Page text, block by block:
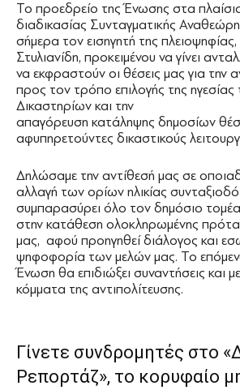
Το προεδρείο της Ένωσης στα
διαδικασίας Συνταγματικής
σήμερα τον εισηγητή της
Στυλιανίδη, προκειμένου να γίνει
να εκφραστούν οι θέσεις μας για την
προς τον τρόπο επιλογής της
Δικαστηρίων και την
απαγόρευση κατάληψης δημοσίων
αφυπηρετούντες δικαστικούς
Δηλώσαμε την αντίθεσή μας σε
αλλαγή των ορίων ηλικίας
συμπαρασύρει όλο τον δημόσιο
στην κατάθεση ολοκληρωμένης
μας, αφού προηγηθεί διάλογος και
ψηφοφορία των μελών μας. Το
Ένωση θα επιδιώξει συναντήσεις και
κόμματα της αντιπολίτευσης.
Γίνετε συνδρομητές στο
Ρεπορτάζ», το κορυφαίο